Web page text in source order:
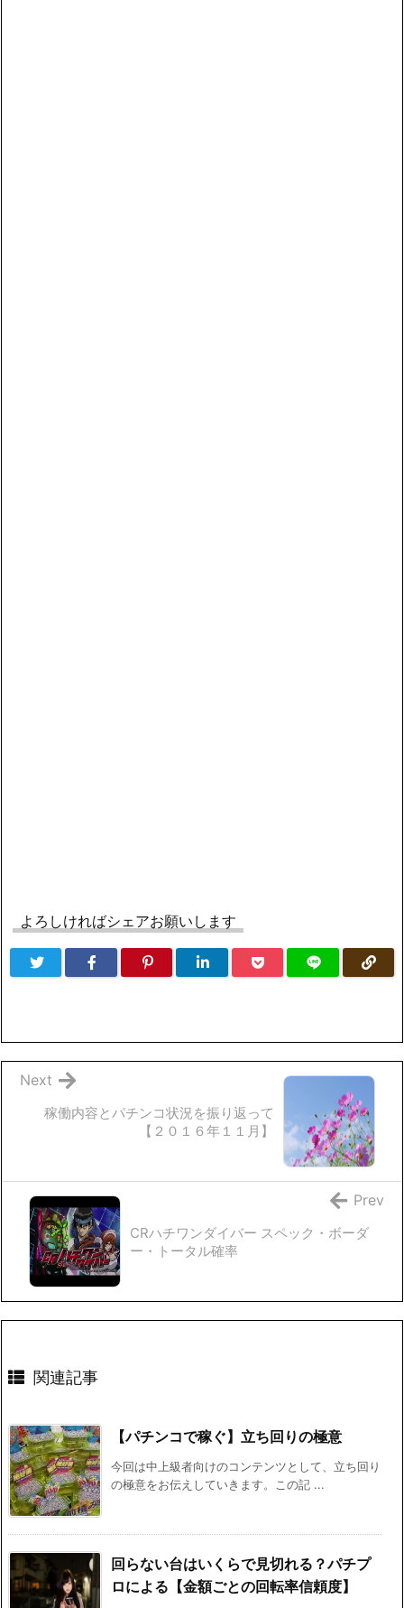
よろしければシェアお願いします
稼働内容とパチンコ状況を振り返って
【２０１６年１１月】
Next
CRハチワンダイバー スペック・ボーダ
ー・トータル確率
Prev
関連記事
【パチンコで稼ぐ】立ち回りの極意
今回は中上級者向けのコンテンツとして、立ち回り
の極意をお伝えしていきます。この記 ...
回らない台はいくらで見切れる？パチプ
ロによる【金額ごとの回転率信頼度】